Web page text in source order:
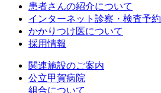
患者さんの紹介について
インターネット診察・検査予約
かかりつけ医について
採用情報
関連施設のご案内
公立甲賀病院
組合について